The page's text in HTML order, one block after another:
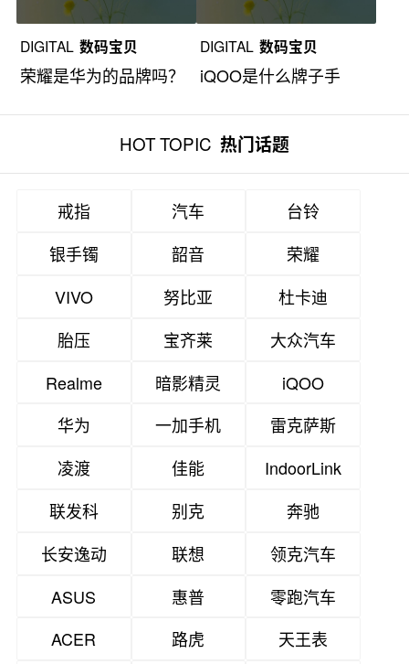
DIGITAL 数码宝贝
荣耀是华为的品牌吗？
DIGITAL 数码宝贝
iQOO是什么牌子手
HOT TOPIC 热门话题
戒指 汽车
台铃
银手镯
韶音
荣耀
VIVO
努比亚
杜卡迪
胎压
宝齐莱
大众汽车
Realme
暗影精灵
iQOO
华为
一加手机
雷克萨斯
凌渡
佳能
IndoorLink
联发科
别克
奔驰
长安逸动
联想
领克汽车
ASUS
惠普
零跑汽车
ACER
路虎 天王表